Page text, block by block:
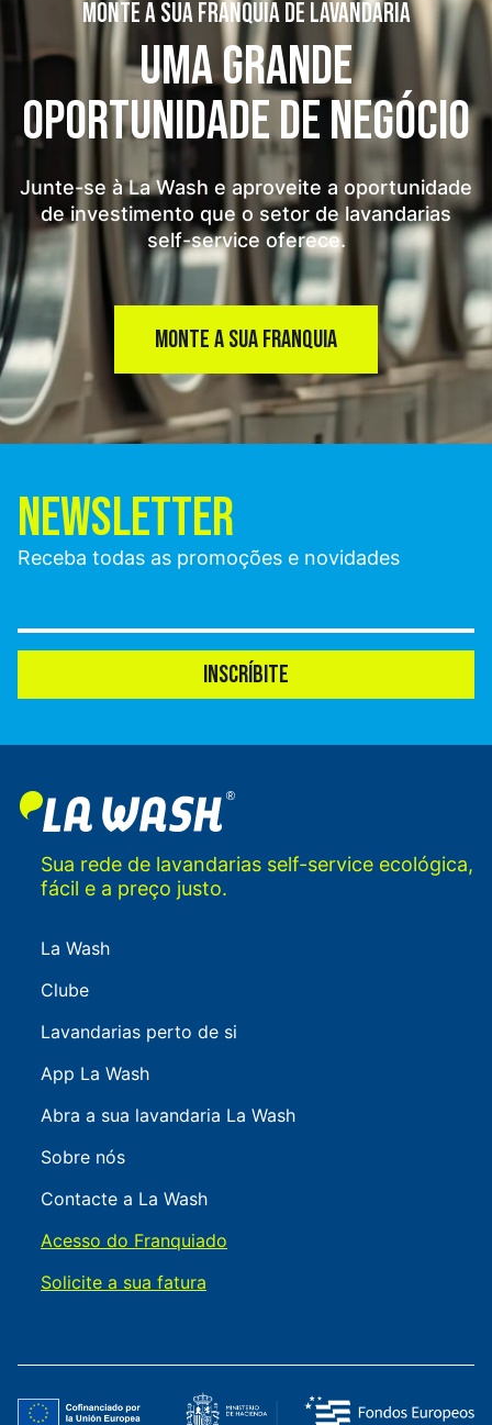
MONTE A SUA FRANQUIA DE LAVANDARIA
UMA GRANDE
OPORTUNIDADE DE NEGÓCIO
Junte-se à La Wash e aproveite a oportunidade
de investimento que o setor de lavandarias
self-service oferece.
MONTE A SUA FRANQUIA
NEWSLETTER
Receba todas as promoções e novidades
INSCRÍBITE
Sua rede de lavandarias self-service ecológica,
fácil e a preço justo.
La Wash
Clube
Lavandarias perto de si
App La Wash
Abra a sua lavandaria La Wash
Sobre nós
Contacte a La Wash
Acesso do Franquiado
Solicite a sua fatura